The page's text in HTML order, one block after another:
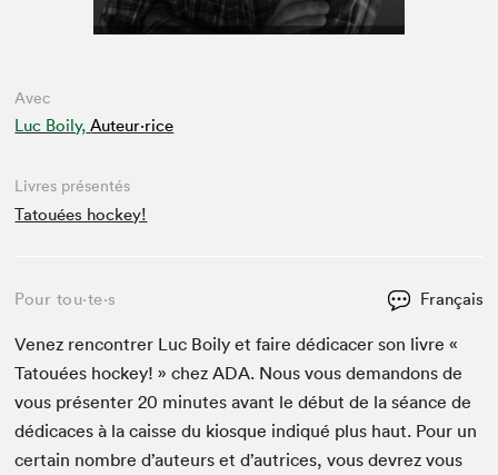
Avec
Luc Boily, Auteur·rice
Livres présentés
Tatouées hockey!
Pour tou⋅te⋅s Français
Venez ren­con­tr­er Luc Boily et faire dédi­cac­er son livre «
Tatouées hock­ey! » chezADA. Nous vous deman­dons de
vous présen­ter20 min­utes avant le début de la séance de
dédi­caces à la caisse du kiosque indiqué plus haut. Pour un
cer­tain nom­bre d’auteurs et d’autrices, vous devrez vous